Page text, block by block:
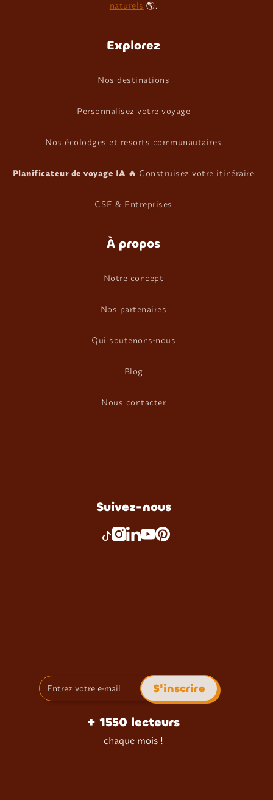
naturels 🌎.
Explorez
Nos destinations
Personnalisez votre voyage
Nos écolodges et resorts communautaires
Planificateur de voyage IA 🔥 Construisez votre itinéraire
CSE & Entreprises
À propos
Notre concept
Nos partenaires
Qui soutenons-nous
Blog
Nous contacter
Suivez-nous
+ 1550 lecteurs
chaque mois !